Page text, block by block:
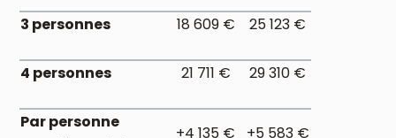
3 personnes 18 609 € 25 123 €
4 personnes 21 711 € 29 310 €
Par personne
+4 135 € +5 583 €